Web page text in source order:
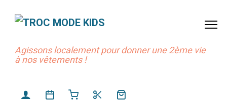
Agissons localement pour donner une 2ème vie
à nos vêtements !